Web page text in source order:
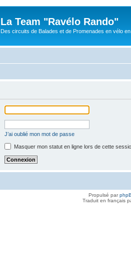
La Team "Ravélo Rando"
Des circuits de Balades et de Promenades en vélo
J’ai oublié mon mot de passe
Masquer mon statut en ligne lors de cette
Propulsé par
Traduit en français